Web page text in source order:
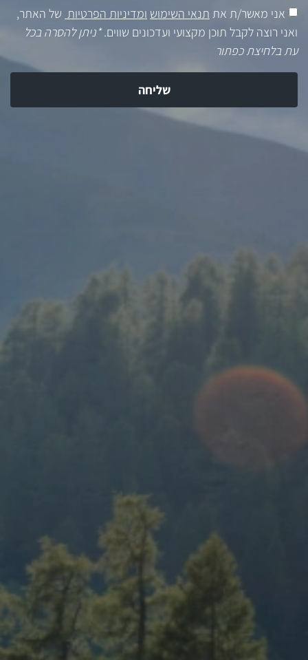
אני מאשר/ת את תנאי השימוש ומדיניות הפרטיות של האתר,
ואני רוצה לקבל תוכן מקצועי ועדכונים שווים.*ניתן להסרה בכל
עת בלחיצת כפתור
שליחה